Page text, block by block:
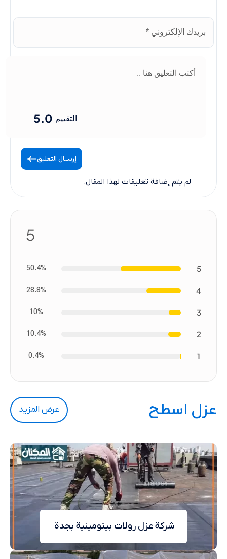
التقييم 5.0
إرســال التعليق
لم يتم إضافة تعليقات لهذا المقال.
5
5
50.4%
4
28.8%
3
10%
2
10.4%
1
0.4%
عزل اسطح عرض المزيد
شركة عزل رولات بيتومينية بجدة